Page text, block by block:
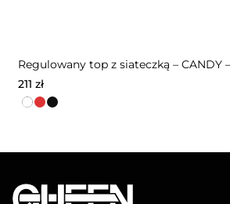
211 zł
Ten
wariantów.